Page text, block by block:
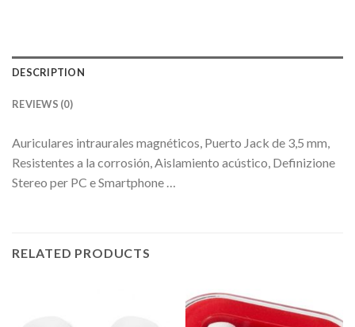
DESCRIPTION
REVIEWS (0)
Auriculares intraurales magnéticos, Puerto Jack de 3,5 mm,
Resistentes a la corrosión, Aislamiento acústico, Definizione
Stereo per PC e Smartphone …
RELATED PRODUCTS